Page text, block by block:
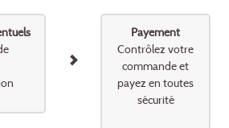
Payement
Contrôlez votre
commande et
payez en toutes
sécurité